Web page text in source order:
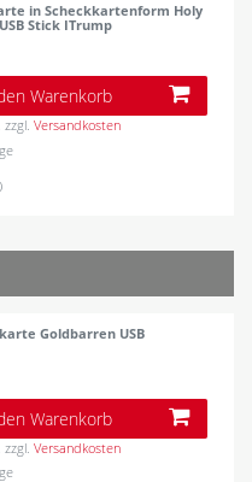
in Scheckkartenform Holy
Stick ITrump
Warenkorb
zzgl.Versandkosten
Goldbarren USB
Warenkorb
zzgl.Versandkosten